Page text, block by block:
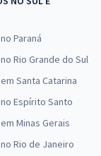
Paraná
Rio Grande do Sul
Santa Catarina
Espírito Santo
Minas Gerais
Rio de Janeiro